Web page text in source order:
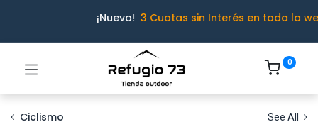
¡Nuevo! 3 Cuotas sin Interés en toda la
0
Ciclismo See All